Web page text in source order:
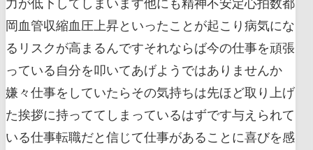
力が低下してしまいます他にも精神不安定心拍数都
岡血管収縮血圧上昇といったことが起こり病気にな
るリスクが高まるんですそれならば今の仕事を頑張
っている自分を叩いてあげようではありませんか
嫌々仕事をしていたらその気持ちは先ほど取り上げ
た挨拶に持っててしまっているはずです与えられて
いる仕事転職だと信じて仕事があることに喜びを感